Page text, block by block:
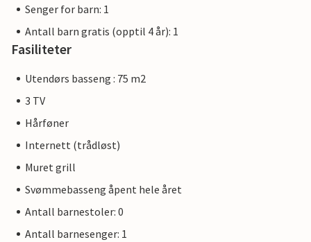
Senger for barn: 1
Antall barn gratis (opptil 4 år): 1
Fasiliteter
Utendørs basseng : 75 m2
3 TV
Hårføner
Internett (trådløst)
Muret grill
Svømmebasseng åpent hele året
Antall barnestoler: 0
Antall barnesenger: 1